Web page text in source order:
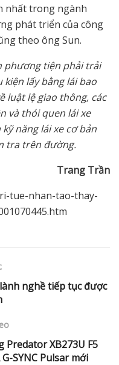
nhất trong ngành
phát triển của công
theo ông Sun.
phương tiện phải trải
kiện lấy bằng lái bao
ềluật lệgiao thông, các
n và thói quen lái xe
kỹnăng lái xe cơbản
tra trên đường.
Trang Trần
tue-nhan-tao-thay-
nghề tiếp tục được
Predator XB273U F5
SYNC Pulsar mới